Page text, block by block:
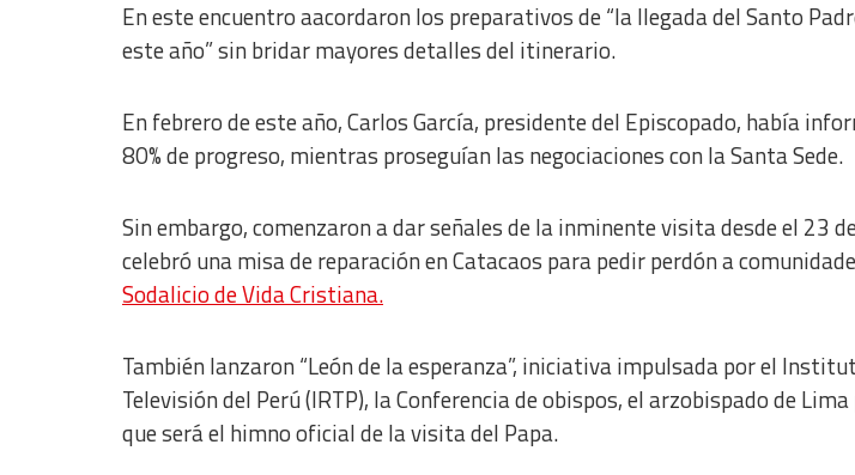
En este encuentro aacordaron los preparativos de “la llegada del Santo
este año” sin bridar mayores detalles del itinerario.
En febrero de este año, Carlos García, presidente del Episcopado, había
80% de progreso, mientras proseguían las negociaciones con la Santa Sede.
Sin embargo, comenzaron a dar señales de la inminente visita desde el 23
celebró una misa de reparación en Catacaos para pedir perdón a
Sodalicio de Vida Cristiana.
También lanzaron “León de la esperanza”, iniciativa impulsada por el
Televisión del Perú (IRTP), la Conferencia de obispos, el arzobispado de
que será el himno oficial de la visita del Papa.
Non-IAB processing purposes: